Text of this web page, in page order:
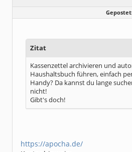
Dabei seit:
06 / 2008
Zitat
Kassenzettel archivieren und
Haushaltsbuch führen, einfach
Handy? Da kannst du lange
nicht!
Gibt's doch!
https://apocha.de/